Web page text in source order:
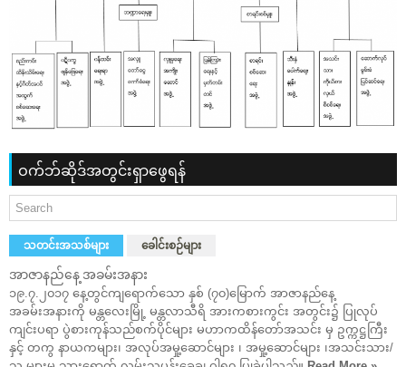
ဝက်ဘ်ဆိုဒ်အတွင်းရှာဖွေရန်
သတင်းအသစ်များ ခေါင်းစဉ်များ
အာဇာနည်နေ့ အခမ်းအနား
၁၉.၇.၂၀၁၇ နေ့တွင်ကျရောက်သော နှစ် (၇၀)မြောက် အာဇာနည်နေ့
အခမ်းအနားကို မန္တလေးမြို့ မန္တလာသီရိ အားကစားကွင်း အတွင်း၌ ပြုလုပ်
ကျင်းပရာ ပွဲစားကုန်သည်စက်ပိုင်များ မဟာကထိန်တော်အသင်း မှ ဥက္ကဋ္ဌကြီး
နှင့် တကွ နာယကများ၊ အလုပ်အမှု့ဆောင်များ ၊ အမှု့ဆောင်များ ၊အသင်းသား/